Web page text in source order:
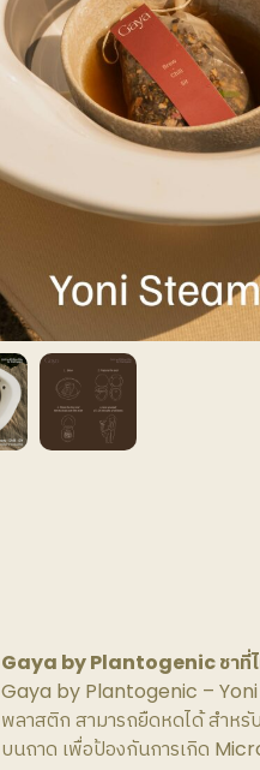
Gaya by Plantogenic ชาที่ไ
Gaya by Plantogenic – Yoni
พลาสติก สามารถยืดหดได้ สำหรั
บนถาด เพื่อป้องกันการเกิด